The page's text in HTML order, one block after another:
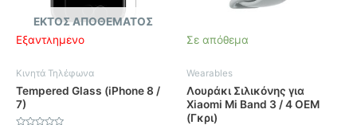
ΕΚΤΌΣ ΑΠΟΘΈΜΑΤΟΣ
Εξαντλημένο
Κινητά Τηλέφωνα
Tempered Glass (iPhone 8 /
7)
Σε απόθεμα
Wearables
Λουράκι Σιλικόνης για
Xiaomi Mi Band 3 / 4 OEM
(Γκρι)